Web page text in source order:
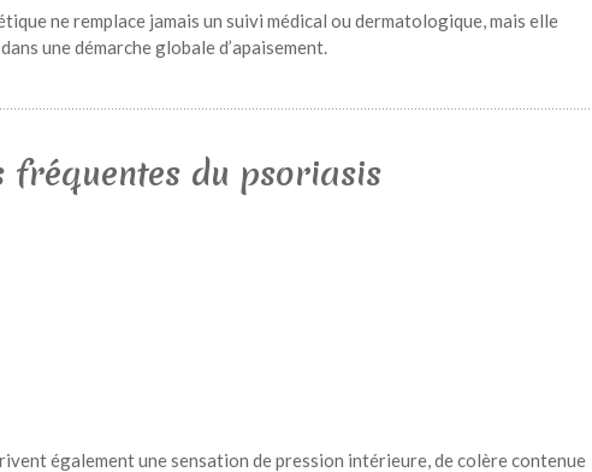
ne remplace jamais un suivi médical ou dermatologique, mais elle
une démarche globale d’apaisement.
fréquentes du psoriasis
également une sensation de pression intérieure, de colère contenue